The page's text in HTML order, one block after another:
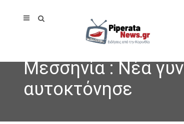
Μεσσηνία : Νέα
αυτοκτόνησε